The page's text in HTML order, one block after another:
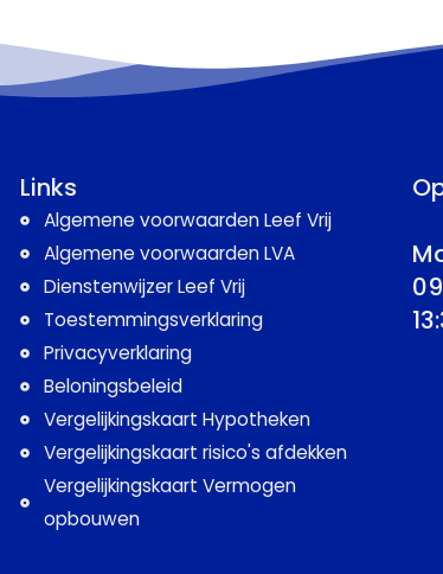
Links
Algemene voorwaarden Leef Vrij
Algemene voorwaarden LVA
Dienstenwijzer Leef Vrij
Toestemmingsverklaring
Privacyverklaring
Beloningsbeleid
Vergelijkingskaart Hypotheken
Vergelijkingskaart risico's afdekken
Vergelijkingskaart Vermogen
opbouwen